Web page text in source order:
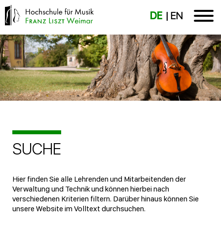
DE EN
SUCHE
Hier finden Sie alle Lehrenden und Mitarbeitenden der
Verwaltung und Technik und können hierbei nach
verschiedenen Kriterien filtern. Darüber hinaus können Sie
unsere Website im Volltext durchsuchen.